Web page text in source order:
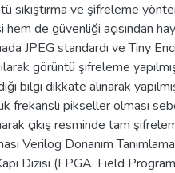
sıkıştırma ve şifreleme
de güvenliği açısından
JPEG standardı ve Tiny
görüntü şifreleme
bilgi dikkate alınarak
frekanslı pikseller olması
çıkış resminde tam
Verilog Donanım
Dizisi (FPGA, Field